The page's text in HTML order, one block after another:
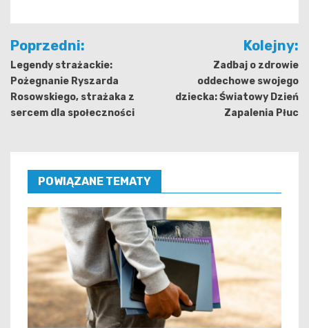
Nawigacja
wpisu
Poprzedni:
Legendy strażackie:
Pożegnanie Ryszarda
Rosowskiego, strażaka z
sercem dla społeczności
Kolejny:
Zadbaj o zdrowie
oddechowe swojego
dziecka: Światowy Dzień
Zapalenia Płuc
POWIĄZANE TEMATY